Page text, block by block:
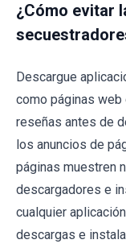
¿Cómo evitar
Descargue
como páginas
reseñas antes de
los anuncios de
páginas muestren
descargadores e
cualquier
descargas e